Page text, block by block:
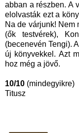
abban a részben. A
elolvasták ezt a
Na de várjunk! Nem
(ők testvérek),
(becenevén Tengi).
új könyvekkel. Azt
hoz még a jövő.
10/10 (mindegyikre)
Titusz